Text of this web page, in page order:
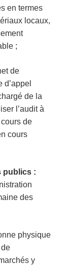
en termes
locaux,
;
de
de la
l’audit à
de
cours
publics :
des
physique
y